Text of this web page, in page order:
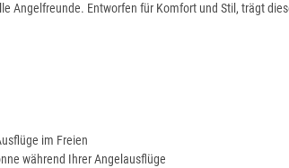
Angelfreunde. Entworfen für Komfort und Stil, trägt
im Freien
während Ihrer Angelausflüge